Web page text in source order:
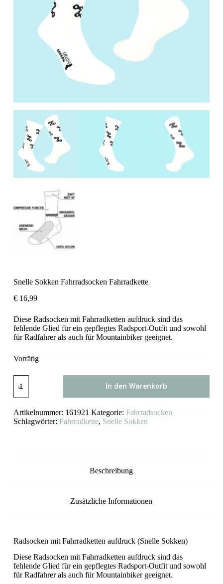
Snelle Sokken Fahrradsocken Fahrradkette
€16,99
Diese Radsocken mit Fahrradketten aufdruck sind das
fehlende Glied für ein gepflegtes Radsport-Outfit und sowohl
für Radfahrer als auch für Mountainbiker geeignet.
Vorrätig
Snelle
Sokken
Fahrradsocken
Menge
In den Warenkorb
Artikelnummer: 161921 Kategorie: Fahrradsocken
Schlagwörter: Fahrradkette, Snelle Sokken
Beschreibung
Zusätzliche Informationen
Radsocken mit Fahrradketten aufdruck (Snelle Sokken)
Diese Radsocken mit Fahrradketten aufdruck sind das
fehlende Glied für ein gepflegtes Radsport-Outfit und sowohl
für Radfahrer als auch für Mountainbiker geeignet.